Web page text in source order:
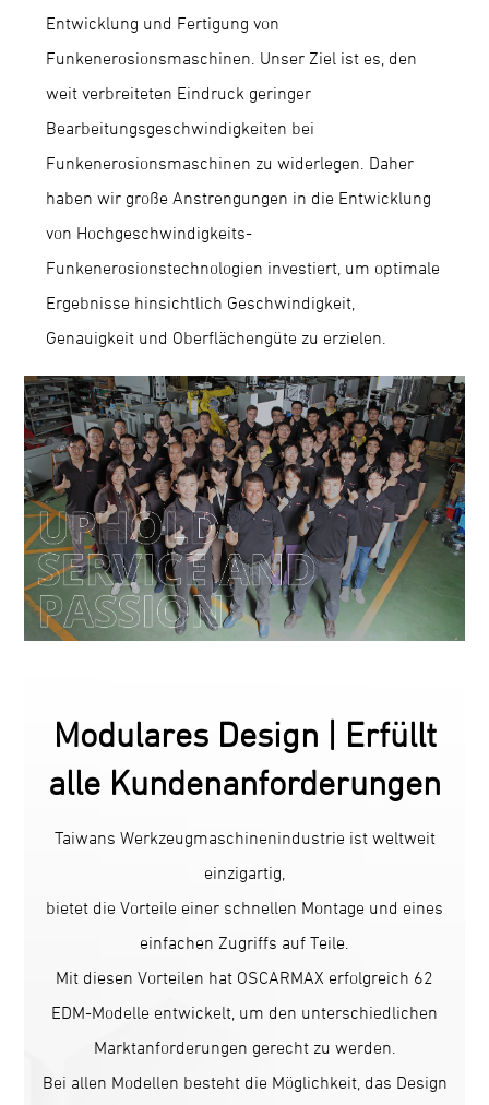
Entwicklung und Fertigung von
Funkenerosionsmaschinen. Unser Ziel ist es, den
weit verbreiteten Eindruck geringer
Bearbeitungsgeschwindigkeiten bei
Funkenerosionsmaschinen zu widerlegen. Daher
haben wir große Anstrengungen in die Entwicklung
von Hochgeschwindigkeits-
Funkenerosionstechnologien investiert, um optimale
Ergebnisse hinsichtlich Geschwindigkeit,
Genauigkeit und Oberflächengüte zu erzielen.
Modulares Design | Erfüllt
alle Kundenanforderungen
Taiwans Werkzeugmaschinenindustrie ist weltweit
einzigartig,
bietet die Vorteile einer schnellen Montage und eines
einfachen Zugriffs auf Teile.
Mit diesen Vorteilen hat OSCARMAX erfolgreich 62
EDM-Modelle entwickelt, um den unterschiedlichen
Marktanforderungen gerecht zu werden.
Bei allen Modellen besteht die Möglichkeit, das Design